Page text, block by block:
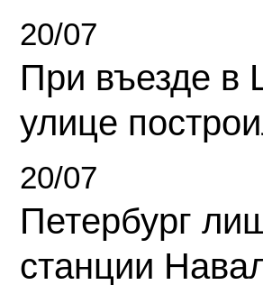
20/07
При въезде
улице
20/07
Петербург
станции